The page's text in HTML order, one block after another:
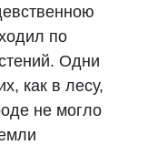
по
Одни
как в лесу,
не могло